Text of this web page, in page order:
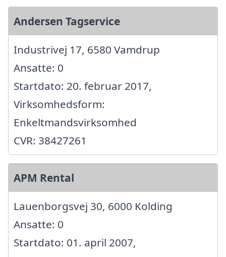
Andersen Tagservice
Industrivej 17, 6580 Vamdrup
Ansatte: 0
Startdato: 20. februar 2017,
Virksomhedsform:
Enkeltmandsvirksomhed
CVR: 38427261
APM Rental
Lauenborgsvej 30, 6000 Kolding
Ansatte: 0
Startdato: 01. april 2007,